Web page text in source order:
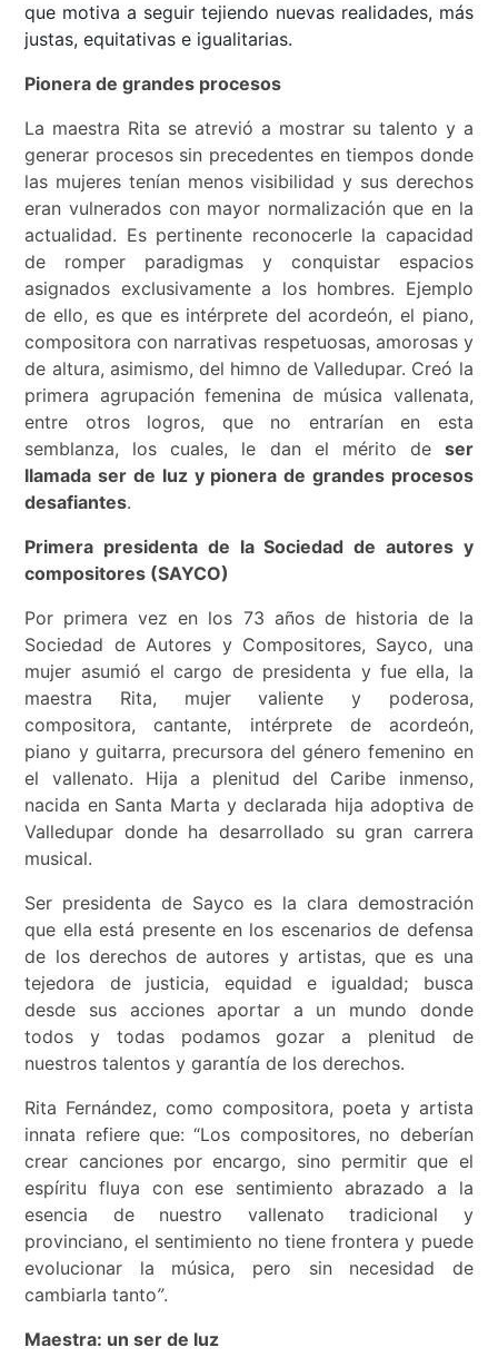
que motiva a seguir tejiendo nuevas realidades, más
justas, equitativas e igualitarias.
Pionera de grandes procesos
La maestra Rita se atrevió a mostrar su talento y a
generar procesos sin precedentes en tiempos donde
las mujeres tenían menos visibilidad y sus derechos
eran vulnerados con mayor normalización que en la
actualidad. Es pertinente reconocerle la capacidad
de romper paradigmas y conquistar espacios
asignados exclusivamente a los hombres. Ejemplo
de ello, es que es intérprete del acordeón, el piano,
compositora con narrativas respetuosas, amorosas y
de altura, asimismo, del himno de Valledupar. Creó la
primera agrupación femenina de música vallenata,
entre otros logros, que no entrarían en esta
semblanza, los cuales, le dan el mérito de ser
llamada ser de luz y pionera de grandes procesos
desafiantes.
Primera presidenta de la Sociedad de autores y
compositores (SAYCO)
Por primera vez en los 73 años de historia de la
Sociedad de Autores y Compositores, Sayco, una
mujer asumió el cargo de presidenta y fue ella, la
maestra Rita, mujer valiente y poderosa,
compositora, cantante, intérprete de acordeón,
piano y guitarra, precursora del género femenino en
el vallenato. Hija a plenitud del Caribe inmenso,
nacida en Santa Marta y declarada hija adoptiva de
Valledupar donde ha desarrollado su gran carrera
musical.
Ser presidenta de Sayco es la clara demostración
que ella está presente en los escenarios de defensa
de los derechos de autores y artistas, que es una
tejedora de justicia, equidad e igualdad; busca
desde sus acciones aportar a un mundo donde
todos y todas podamos gozar a plenitud de
nuestros talentos y garantía de los derechos.
Rita Fernández, como compositora, poeta y artista
innata refiere que: “Los compositores, no deberían
crear canciones por encargo, sino permitir que el
espíritu fluya con ese sentimiento abrazado a la
esencia de nuestro vallenato tradicional y
provinciano, el sentimiento no tiene frontera y puede
evolucionar la música, pero sin necesidad de
cambiarla tanto”.
Maestra: un ser de luz